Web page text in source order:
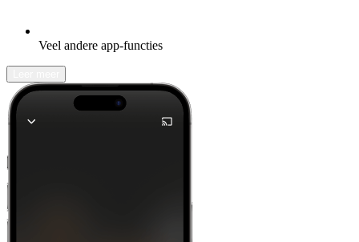
Veel andere app-functies